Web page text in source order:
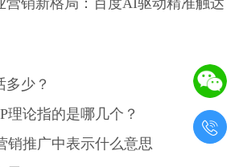
营销新格局：百度AI驱动精准触达
多少？
理论指的是哪几个？
销推广中表示什么意思
